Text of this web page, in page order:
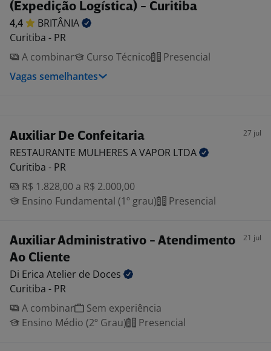
(Expedição Logística) - Curitiba
4,4
BRITÂNIA
Curitiba - PR
A combinar
Curso Técnico
Presencial
Vagas semelhantes
Auxiliar De Confeitaria 27 jul
RESTAURANTE MULHERES A VAPOR LTDA
Curitiba - PR
R$ 1.828,00 a R$ 2.000,00
Ensino Fundamental (1º grau)
Presencial
Auxiliar Administrativo - Atendimento
Ao Cliente
21 jul
Di Erica Atelier de Doces
Curitiba - PR
A combinar
Sem experiência
Ensino Médio (2º Grau)
Presencial